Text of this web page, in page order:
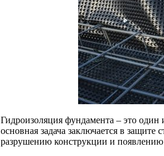
Гидроизоляция фундамента – это
основная задача заключается в
разрушению конструкции и появлению